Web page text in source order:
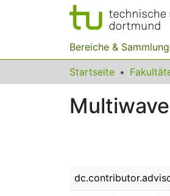
Bereiche &
Startseite